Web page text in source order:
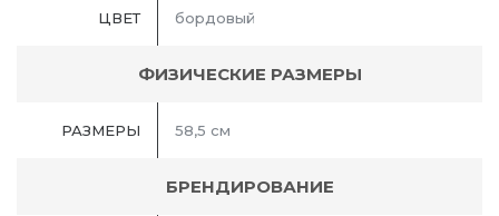
ЦВЕТ бордовый
ФИЗИЧЕСКИЕ РАЗМЕРЫ
РАЗМЕРЫ 58,5 см
БРЕНДИРОВАНИЕ